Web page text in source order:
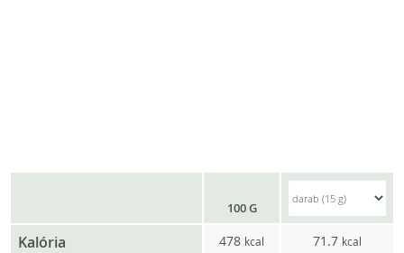
100 G
Kalória 478 kcal 71.7 kcal